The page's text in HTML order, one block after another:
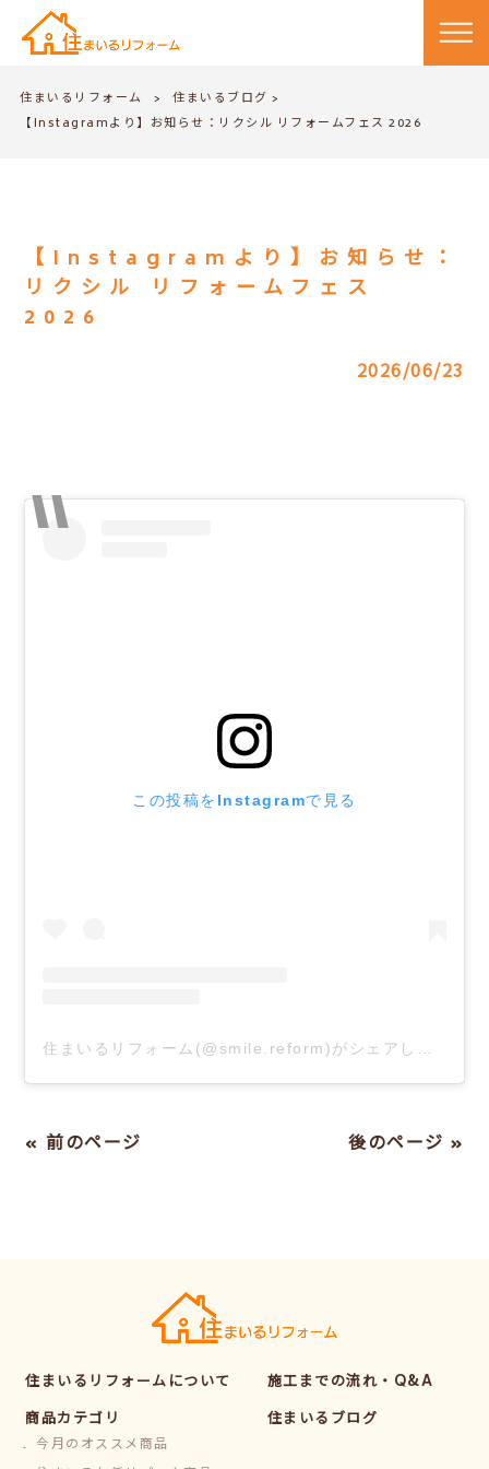
住まいるリフォーム > 住まいるブログ >
【Instagramより】お知らせ：リクシル リフォームフェス 2026
【Instagramより】お知らせ：
リクシル リフォームフェス
2026
2026/06/23
この投稿をInstagramで見る
« 前のページ 後のページ »
住まいるリフォームについて
商品カテゴリ
今月のオススメ商品
施工までの流れ・Q&A
住まいるブログ